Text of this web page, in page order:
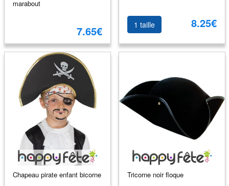
marabout
7.65€ 1 taille 8.25€
Chapeau pirate enfant bicorne Tricorne noir floque